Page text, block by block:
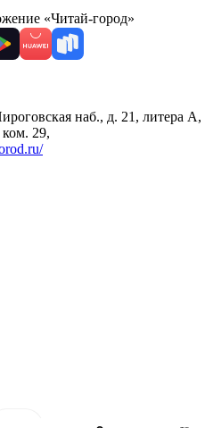
«Читай-город»
наб., д. 21, литера А,
29,